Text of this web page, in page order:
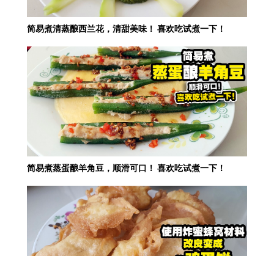
简易煮清蒸酿西兰花，清甜美味！ 喜欢吃试煮一下！
简易煮蒸蛋酿羊角豆，顺滑可口！ 喜欢吃试煮一下！